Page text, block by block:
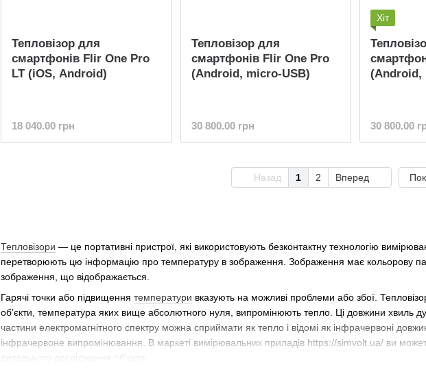
Тепловізори — це портативні пристрої, які використовують безконтактну технологію
перетворюють цю інформацію про температуру в зображення. Зображення має кольорову
зображення, що відображається.
Гарячі точки або підвищення температури вказують на можливі проблеми або збої.
об’єкти, температура яких вище абсолютного нуля, випромінюють тепло. Ці довжини хвиль
частини електромагнітного спектру можна сприймати як тепло і відомі як інфрачервоні
інфрачервоне випромінювання. В маркеті вимірювальних приладів https://simvolt.ua/ ви
детального дослідження об’єкта.
Тепловізор для
смартфонів Flir One Pro
LT (iOS, Android)
18 040.00 грн
Тепловізор для
смартфонів Flir One Pro
(Android, micro-USB)
30 800.00 грн
Хіт
(Android,
30 800.00
Назад 1 2 Вперед